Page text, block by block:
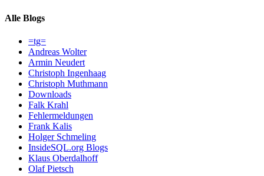
Alle Blogs
=tg=
Andreas Wolter
Armin Neudert
Christoph Ingenhaag
Christoph Muthmann
Downloads
Falk Krahl
Fehlermeldungen
Frank Kalis
Holger Schmeling
InsideSQL.org Blogs
Klaus Oberdalhoff
Olaf Pietsch